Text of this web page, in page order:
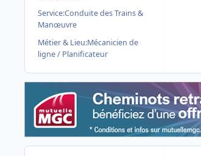
Service:Conduite des Trains &
Manœuvre
Métier & Lieu:Mécanicien de
ligne / Planificateur